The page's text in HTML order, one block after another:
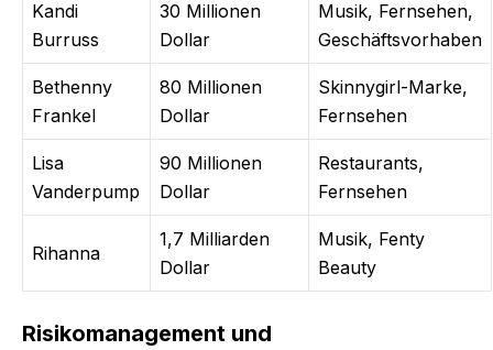
Kandi
Burruss
30 Millionen
Dollar
Musik, Fernsehen,
Geschäftsvorhaben
Bethenny
Frankel
80 Millionen
Dollar
Skinnygirl-Marke,
Fernsehen
Lisa
Vanderpump
90 Millionen
Dollar
Restaurants,
Fernsehen
Rihanna
1,7 Milliarden
Dollar
Musik, Fenty
Beauty
Risikomanagement und